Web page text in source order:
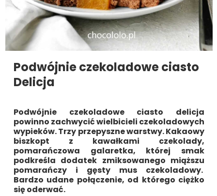
Podwójnie czekoladowe ciasto
Delicja
Podwójnie czekoladowe ciasto delicja
powinno zachwycić wielbicieli czekoladowych
wypieków. Trzy przepyszne warstwy. Kakaowy
biszkopt z kawałkami czekolady,
pomarańczowa galaretka, której smak
podkreśla dodatek zmiksowanego miąższu
pomarańczy i gęsty mus czekoladowy.
Bardzo udane połączenie, od którego ciężko
się oderwać.